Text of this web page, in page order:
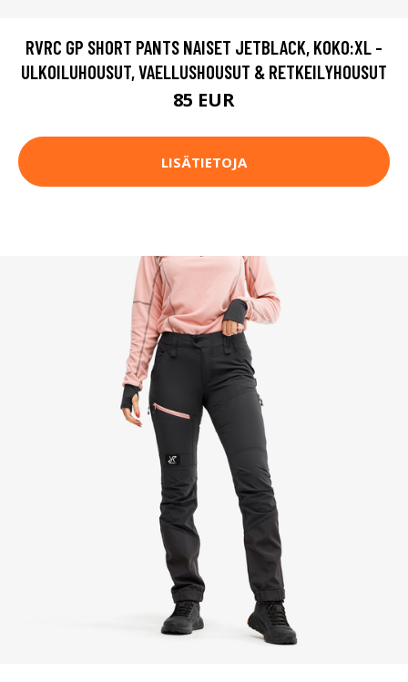
RVRC GP SHORT PANTS NAISET JETBLACK, KOKO:XL -
ULKOILUHOUSUT, VAELLUSHOUSUT & RETKEILYHOUSUT
85 EUR
LISÄTIETOJA